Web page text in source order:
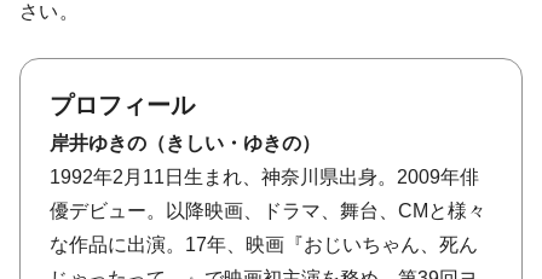
さい。
プロフィール
岸井ゆきの（きしい・ゆきの）
1992年2月11日生まれ、神奈川県出身。2009年俳
優デビュー。以降映画、ドラマ、舞台、CMと様々
な作品に出演。17年、映画『おじいちゃん、死ん